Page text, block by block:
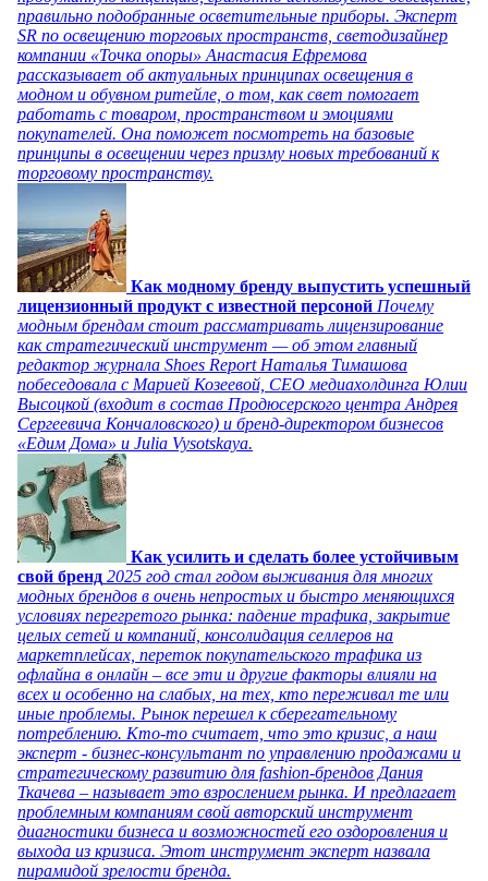
правильно подобранные осветительные приборы. Эксперт
SR по освещению торговых пространств, светодизайнер
компании «Точка опоры» Анастасия Ефремова
рассказывает об актуальных принципах освещения в
модном и обувном ритейле, о том, как свет помогает
работать с товаром, пространством и эмоциями
покупателей. Она поможет посмотреть на базовые
принципы в освещении через призму новых требований к
торговому пространству.
Как модному бренду выпустить успешный
лицензионный продукт с известной персоной Почему
модным брендам стоит рассматривать лицензирование
как стратегический инструмент — об этом главный
редактор журнала Shoes Report Наталья Тимашова
побеседовала с Марией Козеевой, СЕО медиахолдинга Юлии
Высоцкой (входит в состав Продюсерского центра Андрея
Сергеевича Кончаловского) и бренд-директором бизнесов
«Едим Дома» и Julia Vysotskaya.
Как усилить и сделать более устойчивым
свой бренд 2025 год стал годом выживания для многих
модных брендов в очень непростых и быстро меняющихся
условиях перегретого рынка: падение трафика, закрытие
целых сетей и компаний, консолидация селлеров на
маркетплейсах, переток покупательского трафика из
офлайна в онлайн – все эти и другие факторы влияли на
всех и особенно на слабых, на тех, кто переживал те или
иные проблемы. Рынок перешел к сберегательному
потреблению. Кто-то считает, что это кризис, а наш
эксперт - бизнес-консультант по управлению продажами и
стратегическому развитию для fashion-брендов Дания
Ткачева – называет это взрослением рынка. И предлагает
проблемным компаниям свой авторский инструмент
диагностики бизнеса и возможностей его оздоровления и
выхода из кризиса. Этот инструмент эксперт назвала
пирамидой зрелости бренда.